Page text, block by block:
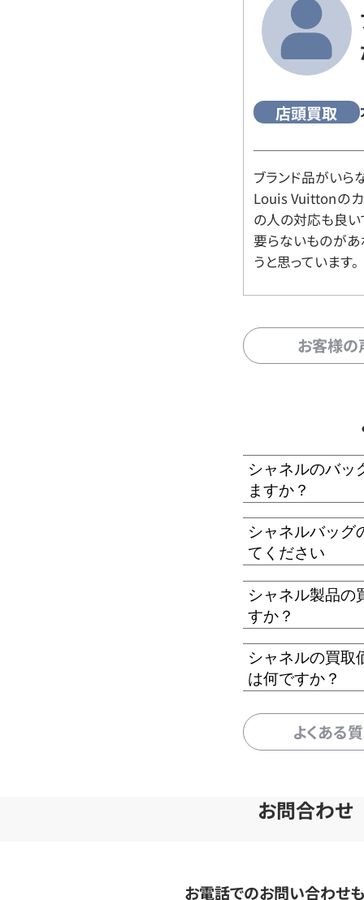
店頭買取
ブランド品がいら
Louis Vuittonの
の人の対応も良い
要らないものがあ
うと思っています。
お客様
シャネルのバッ
ますか？
シャネルバッグ
てください
シャネル製品の
すか？
シャネルの買取
は何ですか？
よくある
お問合わせ
お電話でのお問い合わせ